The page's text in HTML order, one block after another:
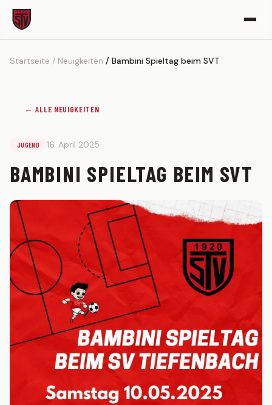
VEREIN
Sportgelände
Kickerle-Archiv
AKTIVE
1. MANNSCHAFT
Tabelle
Kader
Statistik
2. MANNSCHAFT
Spielplan
Tabelle
Kader
JUGEND
Startseite Neuigkeiten Bambini Spieltag beim SVT
← ALLE NEUIGKEITEN
JUGEND 16. April 2025
BAMBINI SPIELTAG BEIM SVT